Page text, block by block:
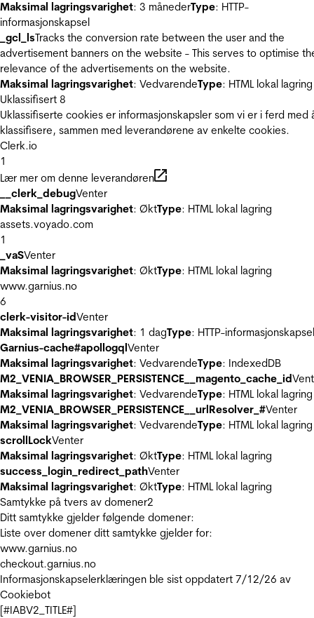
Maksimal lagringsvarighet: 3 månederType: HTTP-
informasjonskapsel
_gcl_lsTracks the conversion rate between the user and the
advertisement banners on the website - This serves to optimise
relevance of the advertisements on the website.
Maksimal lagringsvarighet: VedvarendeType: HTML lokal lagring
Uklassifisert 8
Uklassifiserte cookies er informasjonskapsler som vi er i ferd med
klassifisere, sammen med leverandørene av enkelte cookies.
Clerk.io
1
Lær mer om denne leverandøren
__clerk_debugVenter
Maksimal lagringsvarighet: ØktType: HTML lokal lagring
assets.voyado.com
1
_vaSVenter
Maksimal lagringsvarighet: ØktType: HTML lokal lagring
www.garnius.no
6
clerk-visitor-idVenter
Maksimal lagringsvarighet: 1 dagType: HTTP-informasjonskapsel
Garnius-cache#apollogqlVenter
Maksimal lagringsvarighet: VedvarendeType: IndexedDB
M2_VENIA_BROWSER_PERSISTENCE__magento_cache_id
Maksimal lagringsvarighet: VedvarendeType: HTML lokal lagring
M2_VENIA_BROWSER_PERSISTENCE__urlResolver_#Venter
Maksimal lagringsvarighet: VedvarendeType: HTML lokal lagring
scrollLockVenter
Maksimal lagringsvarighet: ØktType: HTML lokal lagring
success_login_redirect_pathVenter
Maksimal lagringsvarighet: ØktType: HTML lokal lagring
Samtykke på tvers av domener2
Ditt samtykke gjelder følgende domener:
Liste over domener ditt samtykke gjelder for:
www.garnius.no
checkout.garnius.no
Informasjonskapselerklæringen ble sist oppdatert 7/12/26 av
Cookiebot
[#IABV2_TITLE#]